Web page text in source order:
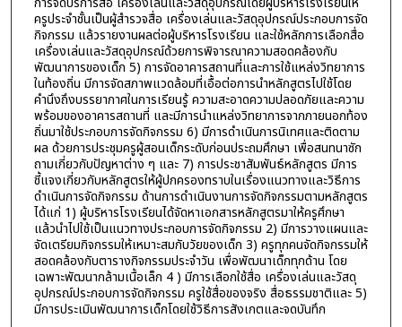
ครูประจำชั้นเป็นผู้สำรวจสื่อ เครื่องเล่นและวัสดุอุปกรณ์ประกอบการจัด
กิจกรรม แล้วรายงานผลต่อผู้บริหารโรงเรียน และใช้หลักการเลือกสื่อ
เครื่องเล่นและวัสดุอุปกรณ์ด้วยการพิจารณาความสอดคล้องกับ
พัฒนาการของเด็ก 5) การจัดอาคารสถานที่และการใช้แหล่งวิทยาการ
ในท้องถิ่น มีการจัดสภาพแวดล้อมที่เอื้อต่อการนำหลักสูตรไปใช้โดย
คำนึงถึงบรรยากาศในการเรียนรู้ ความสะอาดความปลอดภัยและความ
พร้อมของอาคารสถานที่ และมีการนำแหล่งวิทยาการจากภายนอกท้อง
ถิ่นมาใช้ประกอบการจัดกิจกรรม 6) มีการดำเนินการนิเทศและติดตาม
ผล ด้วยการประชุมครูผู้สอนเด็กระดับก่อนประถมศึกษา เพื่อสนทนาซัก
ถามเกี่ยวกับปัญหาต่าง ๆ และ 7) การประชาสัมพันธ์หลักสูตร มีการ
ชี้แจงเกี่ยวกับหลักสูตรให้ผู้ปกครองทราบในเรื่องแนวทางและวิธีการ
ดำเนินการจัดกิจกรรม ด้านการดำเนินงานการจัดกิจกรรมตามหลักสูตร
ได้แก่ 1) ผู้บริหารโรงเรียนได้จัดหาเอกสารหลักสูตรมาให้ครูศึกษา
แล้วนำไปใช้เป็นแนวทางประกอบการจัดกิจกรรม 2) มีการวางแผนและ
จัดเตรียมกิจกรรมให้เหมาะสมกับวัยของเด็ก 3) ครูทุกคนจัดกิจกรรมให้
สอดคล้องกับตารางกิจกรรมประจำวัน เพื่อพัฒนาเด็กทุกด้าน โดย
เฉพาะพัฒนากล้ามเนื้อเล็ก 4 ) มีการเลือกใช้สื่อ เครื่องเล่นและวัสดุ
อุปกรณ์ประกอบการจัดกิจกรรม ครูใช้สื่อของจริง สื่อธรรมชาติและ 5)
มีการประเมินพัฒนาการเด็กโดยใช้วิธีการสังเกตและจดบันทึก